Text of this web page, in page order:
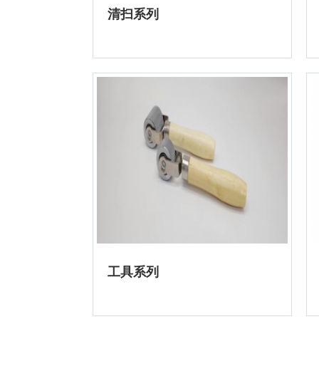
清扫系列
工具系列